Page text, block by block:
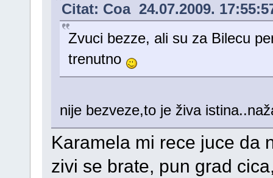
Citat: Coa 24.07.2009.
Zvuci bezze, ali su za Bilecu
trenutno
nije bezveze,to je živa
Karamela mi rece juce da
zivi se brate, pun grad